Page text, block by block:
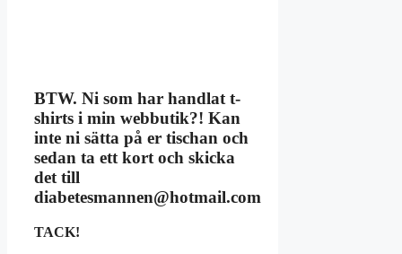
BTW. Ni som har handlat t-
shirts i min webbutik?! Kan
inte ni sätta på er tischan och
sedan ta ett kort och skicka
det till
diabetesmannen@hotmail.com
TACK!